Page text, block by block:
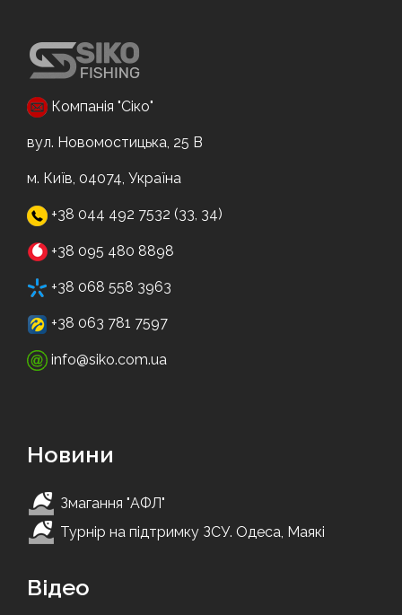
Компанія "Сіко"
вул. Новомостицька, 25 В
м. Київ, 04074, Україна
+38 044 492 7532 (33, 34)
+38 095 480 8898
+38 068 558 3963
+38 063 781 7597
info@siko.com.ua
Новини
Змагання "АФЛ"
Турнір на підтримку ЗСУ. Одеса, Маякі
Відео